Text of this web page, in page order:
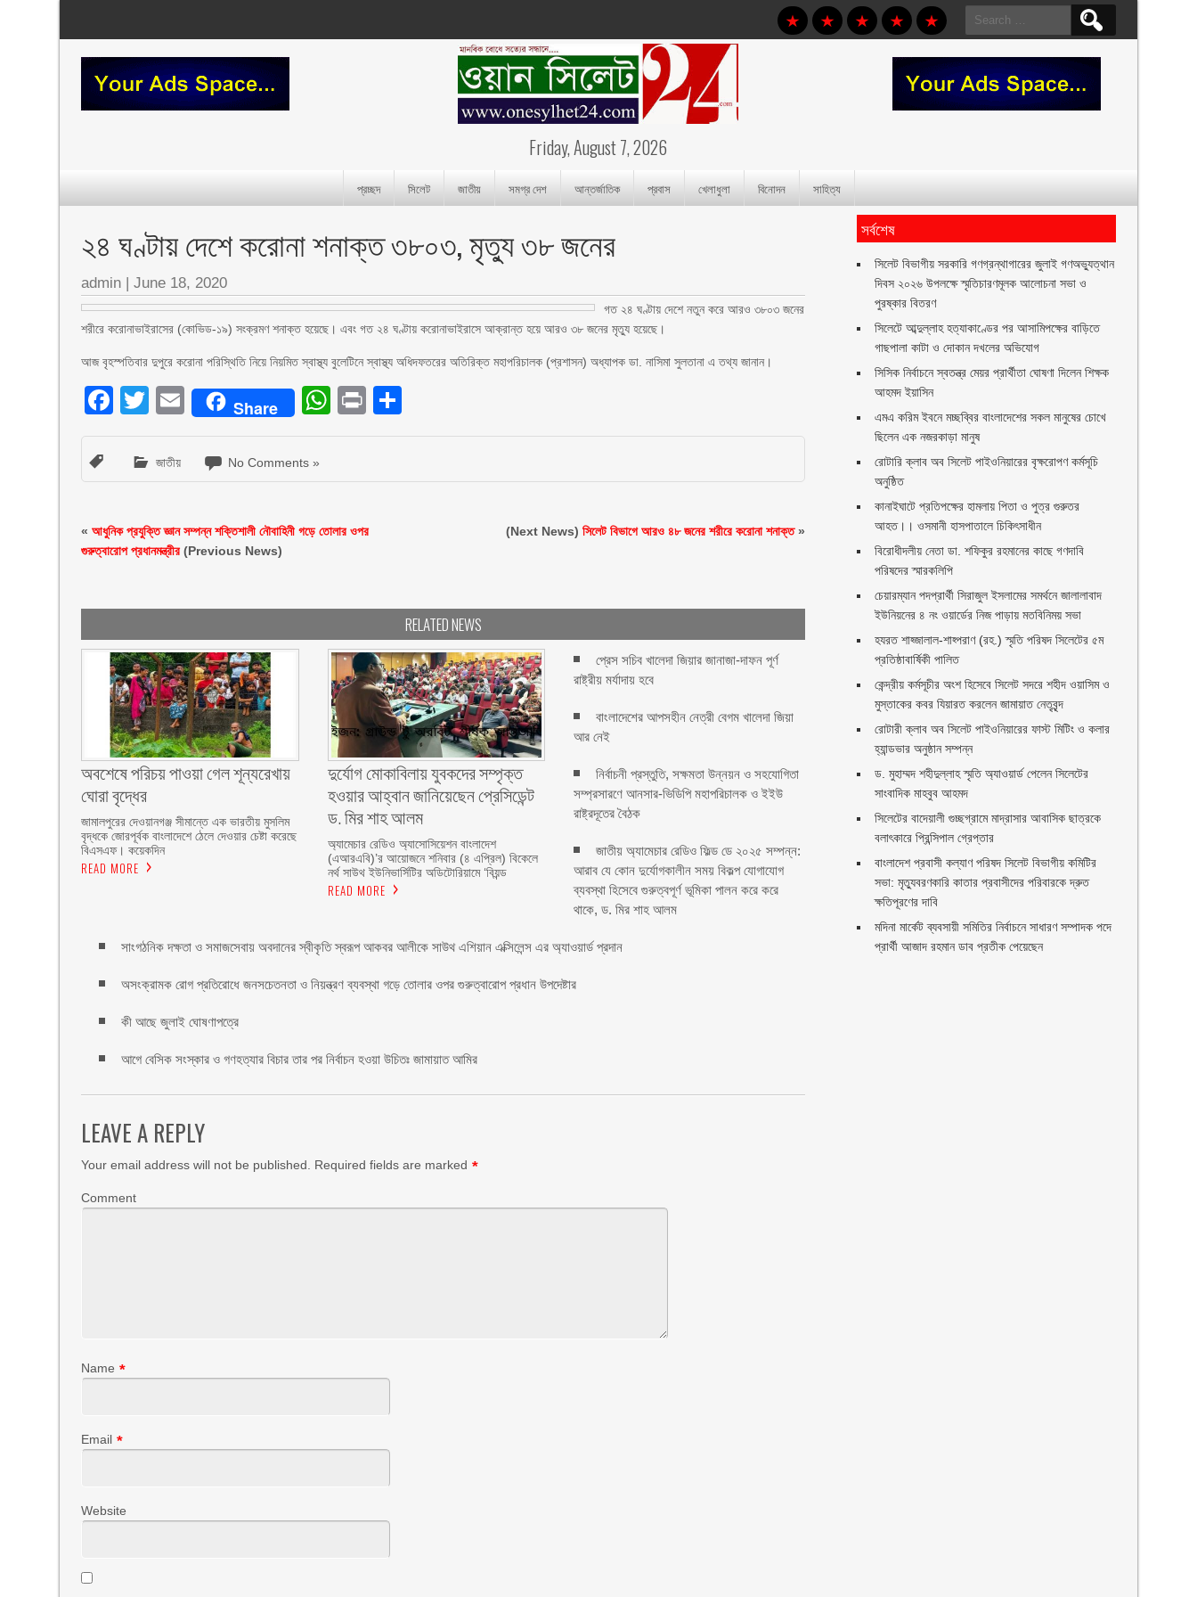
Search
for:
Friday, August 7, 2026
প্রচ্ছদ সিলেট জাতীয় সমগ্র দেশ আন্তর্জাতিক প্রবাস খেলাধুলা বিনোদন সাহিত্য
২৪ ঘণ্টায় দেশে করোনা শনাক্ত ৩৮০৩, মৃত্যু ৩৮ জনের
admin |June 18, 2020
গত ২৪ ঘণ্টায় দেশে নতুন করে আরও ৩৮০৩ জনের
শরীরে করোনাভাইরাসের (কোভিড-১৯) সংক্রমণ শনাক্ত হয়েছে। এবং গত ২৪ ঘণ্টায় করোনাভাইরাসে আক্রান্ত হয়ে আরও ৩৮ জনের মৃত্যু হয়েছে।
আজ বৃহস্পতিবার দুপুরে করোনা পরিস্থিতি নিয়ে নিয়মিত স্বাস্থ্য বুলেটিনে স্বাস্থ্য অধিদফতরের অতিরিক্ত মহাপরিচালক (প্রশাসন) অধ্যাপক ডা. নাসিমা সুলতানা এ তথ্য জানান।
Facebook
Twitter
EmailShare WhatsApp
Print
জাতীয় No Comments »
«আধুনিক প্রযুক্তি জ্ঞান সম্পন্ন শক্তিশালী নৌবাহিনী গড়ে তোলার ওপর
গুরুত্বারোপ প্রধানমন্ত্রীর(Previous News)
(Next News)সিলেট বিভাগে আরও ৪৮ জনের শরীরে করোনা শনাক্ত»
RELATED NEWS
অবশেষে পরিচয় পাওয়া গেল শূন্যরেখায়
ঘোরা বৃদ্ধের
জামালপুরের দেওয়ানগঞ্জ সীমান্তে এক ভারতীয় মুসলিম
বৃদ্ধকে জোরপূর্বক বাংলাদেশে ঠেলে দেওয়ার চেষ্টা করেছে
বিএসএফ। কয়েকদিন
READ MORE
দুর্যোগ মোকাবিলায় যুবকদের সম্পৃক্ত
হওয়ার আহ্বান জানিয়েছেন প্রেসিডেন্ট
ড. মির শাহ আলম ‎ ‎
অ্যামেচার রেডিও অ্যাসোসিয়েশন বাংলাদেশ
(এআরএবি)’র আয়োজনে শনিবার (৪ এপ্রিল) বিকেলে
নর্থ সাউথ ইউনিভার্সিটির অডিটোরিয়ামে ‘বিয়ন্ড
READ MORE
প্রেস সচিব খালেদা জিয়ার জানাজা-দাফন পূর্ণ
রাষ্ট্রীয় মর্যাদায় হবে
বাংলাদেশের আপসহীন নেত্রী বেগম খালেদা জিয়া
আর নেই
নির্বাচনী প্রস্তুতি, সক্ষমতা উন্নয়ন ও সহযোগিতা
সম্প্রসারণে আনসার-ভিডিপি মহাপরিচালক ও ইইউ
রাষ্ট্রদূতের বৈঠক
জাতীয় অ্যামেচার রেডিও ফিল্ড ডে ২০২৫ সম্পন্ন:
আরাব যে কোন দুর্যোগকালীন সময় বিকল্প যোগাযোগ
ব্যবস্থা হিসেবে গুরুত্বপূর্ণ ভূমিকা পালন করে করে
থাকে, ড. মির শাহ আলম
সাংগঠনিক দক্ষতা ও সমাজসেবায় অবদানের স্বীকৃতি স্বরূপ আকবর আলীকে সাউথ এশিয়ান এক্সিলেন্স এর অ্যাওয়ার্ড প্রদান
অসংক্রামক রোগ প্রতিরোধে জনসচেতনতা ও নিয়ন্ত্রণ ব্যবস্থা গড়ে তোলার ওপর গুরুত্বারোপ প্রধান উপদেষ্টার
কী আছে জুলাই ঘোষণাপত্রে
আগে বেসিক সংস্কার ও গণহত্যার বিচার তার পর নির্বাচন হওয়া উচিতঃ জামায়াত আমির
LEAVE A REPLY
Your email address will not be published. Required fields are marked *
Comment
Name *
Email *
Website
সর্বশেষ
সিলেট বিভাগীয় সরকারি গণগ্রন্থাগারের জুলাই গণঅভ্যুত্থান
দিবস ২০২৬ উপলক্ষে স্মৃতিচারণমূলক আলোচনা সভা ও
পুরষ্কার বিতরণ ‎ ‎
সিলেটে আব্দুল্লাহ হত্যাকাণ্ডের পর আসামিপক্ষের বাড়িতে
গাছপালা কাটা ও দোকান দখলের অভিযোগ
সিসিক নির্বাচনে স্বতন্ত্র মেয়র প্রার্থীতা ঘোষণা দিলেন শিক্ষক
আহমদ ইয়াসিন
এমএ করিম ইবনে মচ্ছব্বির বাংলাদেশের সকল মানুষের চোখে
ছিলেন এক নজরকাড়া মানুষ ‎
রোটারি ক্লাব অব সিলেট পাইওনিয়ারের বৃক্ষরোপণ কর্মসূচি
অনুষ্ঠিত
কানাইঘাটে প্রতিপক্ষের হামলায় পিতা ও পুত্র গুরুতর
আহত।। ওসমানী হাসপাতালে চিকিৎসাধীন
বিরোধীদলীয় নেতা ডা. শফিকুর রহমানের কাছে গণদাবি
পরিষদের স্মারকলিপি ‎
চেয়ারম্যান পদপ্রার্থী সিরাজুল ইসলামের সমর্থনে জালালাবাদ
ইউনিয়নের ৪ নং ওয়ার্ডের নিজ পাড়ায় মতবিনিময় সভা
হযরত শাহ্জালাল-শাহ্পরাণ (রহ.) স্মৃতি পরিষদ সিলেটের ৫ম
প্রতিষ্ঠাবার্ষিকী পালিত ‎​
কেন্দ্রীয় কর্মসূচীর অংশ হিসেবে সিলেট সদরে শহীদ ওয়াসিম ও
মুস্তাকের কবর যিয়ারত করলেন জামায়াত নেতৃবৃন্দ ‎
রোটারী ক্লাব অব সিলেট পাইওনিয়ারের ফাস্ট মিটিং ও কলার
হ্যান্ডভার অনুষ্ঠান সম্পন্ন
ড. মুহাম্মদ শহীদুল্লাহ স্মৃতি অ্যাওয়ার্ড পেলেন সিলেটের
সাংবাদিক মাহবুব আহমদ
সিলেটের বাদেয়ালী গুচ্ছগ্রামে মাদ্রাসার আবাসিক ছাত্রকে
বলাৎকারে প্রিন্সিপাল গ্রেপ্তার ‎
বাংলাদেশ প্রবাসী কল্যাণ পরিষদ সিলেট বিভাগীয় কমিটির
সভা: মৃত্যুবরণকারি কাতার প্রবাসীদের পরিবারকে দ্রুত
ক্ষতিপূরণের দাবি
মদিনা মার্কেট ব্যবসায়ী সমিতির নির্বাচনে সাধারণ সম্পাদক পদে
প্রার্থী আজাদ রহমান ডাব প্রতীক পেয়েছেন ‎